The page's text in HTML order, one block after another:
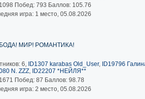
1098 Побед: 793 Баллов: 105.76
игра: 1 место, 05.08.2026
МИР! РОМАНТИКА!
6, ID1307 karabas Old_User, ID19796
N. ZZZ, ID22207 *НЕЙЛЯ**
1671 Побед: 87 Баллов: 98.78
игра: 2 место, 05.08.2026